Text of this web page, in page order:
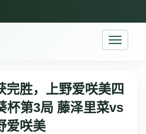
Toggle
完胜，上野爱咲美四
第3局 藤泽里菜vs
爱咲美